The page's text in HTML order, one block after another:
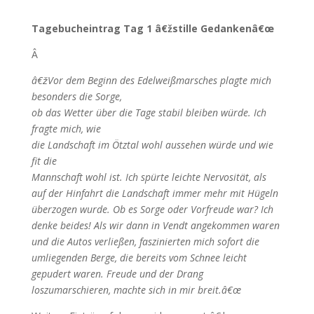
Tagebucheintrag Tag 1 â€žstille Gedankenâ€œ
Â
â€žVor dem Beginn des Edelweißmarsches plagte mich
besonders die Sorge,
ob das Wetter über die Tage stabil bleiben würde. Ich
fragte mich, wie
die Landschaft im Ötztal wohl aussehen würde und wie
fit die
Mannschaft wohl ist. Ich spürte leichte Nervosität, als
auf der Hinfahrt die Landschaft immer mehr mit Hügeln
überzogen wurde. Ob es Sorge oder Vorfreude war? Ich
denke beides! Als wir dann in Vendt angekommen waren
und die Autos verließen, faszinierten mich sofort die
umliegenden Berge, die bereits vom Schnee leicht
gepudert waren. Freude und der Drang
loszumarschieren, machte sich in mir breit.â€œ